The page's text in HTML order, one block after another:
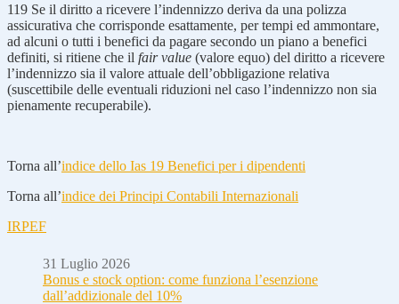
119 Se il diritto a ricevere l’indennizzo deriva da una polizza
assicurativa che corrisponde esattamente, per tempi ed ammontare,
ad alcuni o tutti i benefici da pagare secondo un piano a benefici
definiti, si ritiene che il fair value (valore equo) del diritto a ricevere
l’indennizzo sia il valore attuale dell’obbligazione relativa
(suscettibile delle eventuali riduzioni nel caso l’indennizzo non sia
pienamente recuperabile).
Torna all’indice dello Ias 19 Benefici per i dipendenti
Torna all’indice dei Principi Contabili Internazionali
IRPEF
31 Luglio 2026
Bonus e stock option: come funziona l’esenzione
dall’addizionale del 10%